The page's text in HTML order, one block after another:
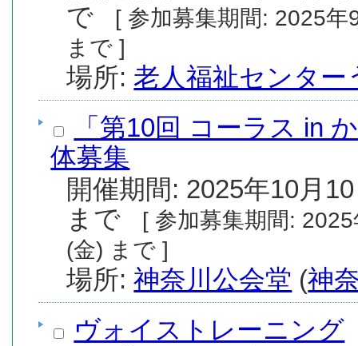
[ 参加募集期間: 2025年9月11日(木) から 2025年9月18日(木)
まで ]
場所:老人福祉センター
「第10回 コーラス in
体募集
開催期間: 2025年10月
[ 参加募集期間: 2025年10月10日(金) から 2025年10月31日
(金) まで ]
場所:神奈川公会堂 (神
ヴォイストレーニング